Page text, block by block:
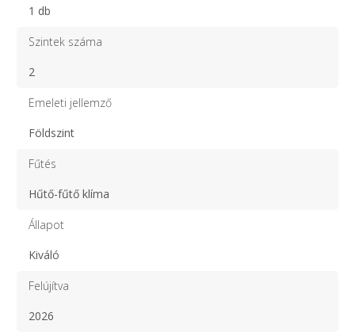
1 db
Szintek száma
2
Emeleti jellemző
Földszint
Fűtés
Hűtő-fűtő klíma
Állapot
Kiváló
Felújítva
2026